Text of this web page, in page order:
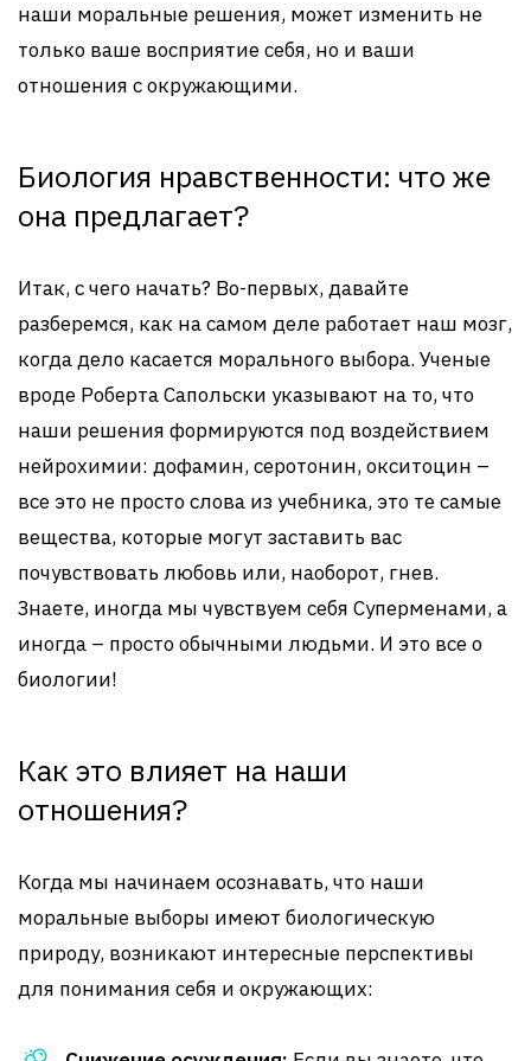
наши моральные решения, может изменить не
только ваше восприятие себя, но и ваши
отношения с окружающими.
Биология нравственности: что же
она предлагает?
Итак, с чего начать? Во-первых, давайте
разберемся, как на самом деле работает наш мозг,
когда дело касается морального выбора. Ученые
вроде Роберта Сапольски указывают на то, что
наши решения формируются под воздействием
нейрохимии: дофамин, серотонин, окситоцин –
все это не просто слова из учебника, это те самые
вещества, которые могут заставить вас
почувствовать любовь или, наоборот, гнев.
Знаете, иногда мы чувствуем себя Суперменами, а
иногда – просто обычными людьми. И это все о
биологии!
Как это влияет на наши
отношения?
Когда мы начинаем осознавать, что наши
моральные выборы имеют биологическую
природу, возникают интересные перспективы
для понимания себя и окружающих: